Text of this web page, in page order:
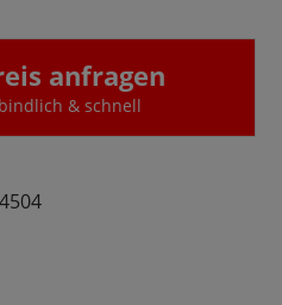
anfragen
& schnell